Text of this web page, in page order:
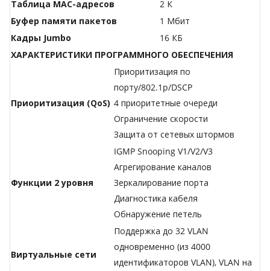
Таблица МАС-адресов
2 К
Буфер памяти пакетов
1 Мбит
Кадры Jumbo
16 КБ
ХАРАКТЕРИСТИКИ ПРОГРАММНОГО ОБЕСПЕЧЕНИЯ
Приоритизация (QoS)
Приоритизация по
порту/802.1p/DSCP
4 приоритетные очереди
Ограничение скорости
Защита от сетевых штормов
Функции 2 уровня
IGMP Snooping V1/V2/V3
Агрегирование каналов
Зеркалирование порта
Диагностика кабеля
Обнаружение петель
Виртуальные сети
Поддержка до 32 VLAN
одновременно (из 4000
идентификаторов VLAN), VLAN на